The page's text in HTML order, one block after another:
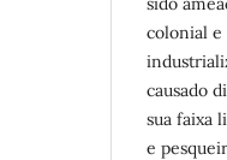
colonial e
causado
sua faixa
e